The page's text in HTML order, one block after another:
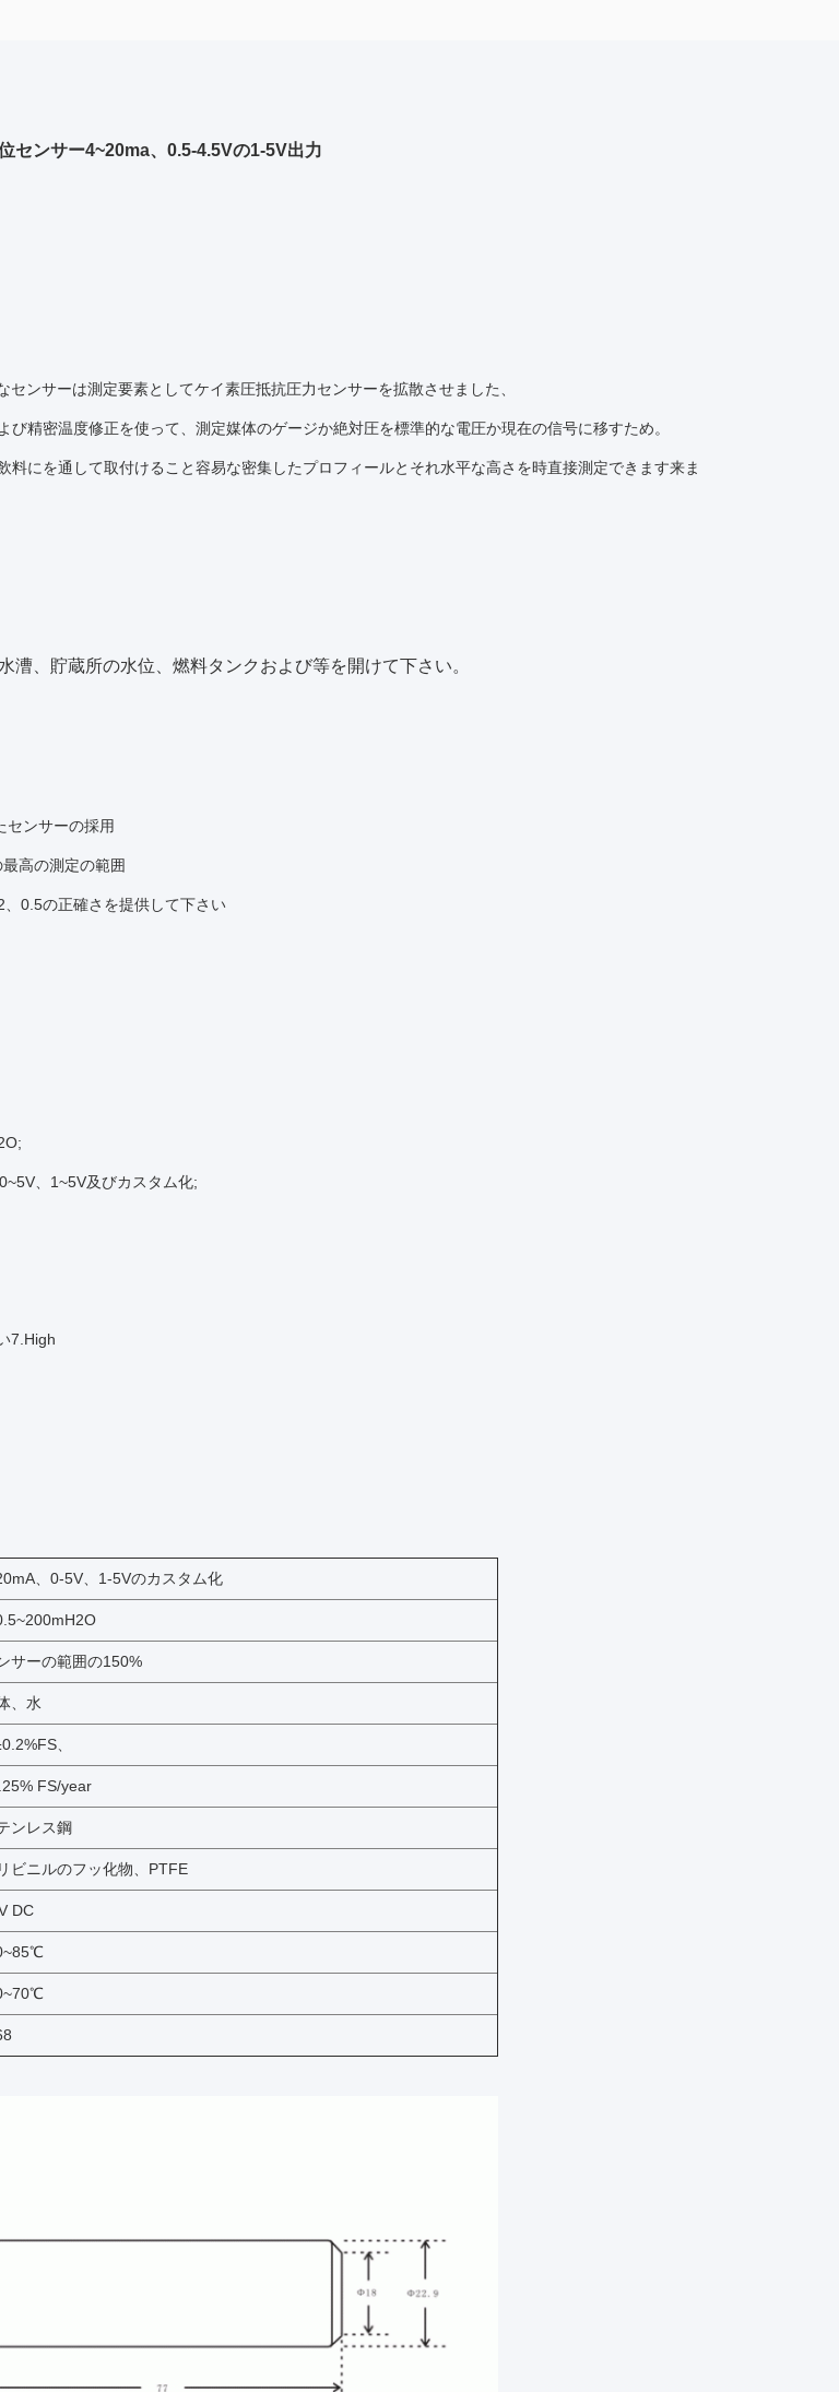
センサー4~20ma、0.5-4.5Vの1-5V出力
センサーは測定要素としてケイ素圧抵抗圧力センサーを拡散させました、
び精密温度修正を使って、測定媒体のゲージか絶対圧を標準的な電圧か現在の信号に移すため。
料にを通して取付けること容易な密集したプロフィールとそれ水平な高さを時直接測定できます来ま
漕、貯蔵所の水位、燃料タンクおよび等を開けて下さい。
センサーの採用
高の測定の範囲
0.5の正確さを提供して下さい
、1~5V及びカスタム化;
7.High
、0-5V、1-5Vのカスタム化
サーの範囲の150%
、水
、
FS/year
ンレス鋼
ビニルのフッ化物、PTFE
DC